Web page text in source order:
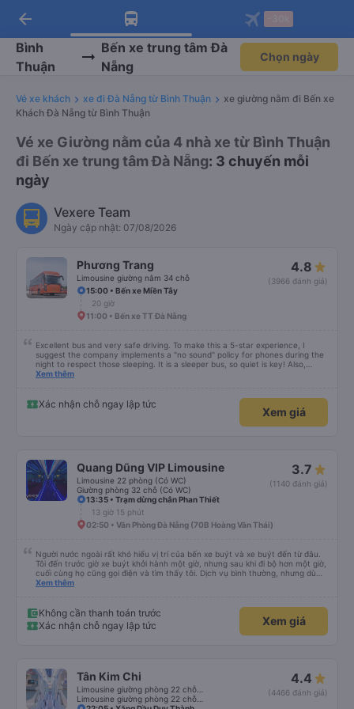
Tải app Vexere ngay!
Nhận ưu đãi thành viên độc
quyền
Mở app
Tải app Vexere
-30k/ghế khi đặt vé máy bay qua
app
Mở app
arrow_back
Bình
Thuận
Bến xe trung tâm Đà
Nẵng
Chọn ngày
Vé xe khách xe đi Đà Nẵng từ Bình Thuận
xe giường nằm đi Bến xe
Khách Đà Nẵng từ Bình Thuận
Vé xe Giường nằm của 4 nhà xe từ Bình Thuận
đi Bến xe trung tâm Đà Nẵng: 3 chuyến mỗi
ngày
Vexere Team
Ngày cập nhật: 07/08/2026
Phương Trang
Limousine giường nằm 34 chỗ
4.8
(3966 đánh giá)
15:00 • Bến xe Miền Tây
20 giờ
11:00 • Bến xe TT Đà Nẵng
Excellent bus and very safe driving. To make this a 5-star experience, I
suggest the company implements a "no sound" policy for phones during the
night to respect those sleeping. It is a sleeper bus, so quiet is key! Also,
please display the Wi-Fi password clearly inside the cabin for convenience. I
quy định rõ ràng về việc giữ im lặng (tắt âm thanh điện thoại) vào ban đêm
để tránh làm phiền hành khách khác ngủ. Ngoài ra, nhà xe nên dán sẵn mật
khẩu Wi-Fi trong xe để hành khách dễ dàng sử dụng. Tôi vẫn sẽ tiếp tục ủng
Xem thêm
Xác nhận chỗ ngay lập tức
Xem giá
Quang Dũng VIP Limousine
Limousine 22 phòng (Có WC)
Giường phòng 32 chỗ (Có WC)
3.7
(1140 đánh giá)
13:35 • Trạm dừng chân Phan Thiết
13 giờ 15 phút
02:50 • Văn Phòng Đà Nẵng (70B Hoàng Văn Thái)
Người nước ngoài rất khó hiểu vị trí của bến xe buýt và xe buýt đến từ đâu.
Tôi đến trước giờ xe buýt khởi hành một giờ, nhưng sau khi đi bộ hơn một giờ,
cuối cùng họ cũng gọi điện và tìm thấy tôi. Dịch vụ bình thường, nhưng dù
sao thì tôi ngủ ngon hơn ở khách sạn vì tôi rất thoải mái. Sẽ tuyệt hơn nếu
Xem thêm
Không cần thanh toán trước
Xác nhận chỗ ngay lập tức
Xem giá
Tân Kim Chi 4.4
(4466 đánh giá)